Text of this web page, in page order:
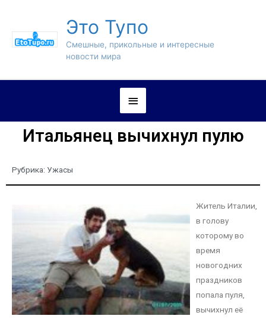
Это Тупо
Смешные, прикольные и интересные
новости мира
Итальянец вычихнул пулю
Рубрика: Ужасы
Житель Италии,
в голову
которому во
время
новогодних
праздников
попала пуля,
вычихнул её